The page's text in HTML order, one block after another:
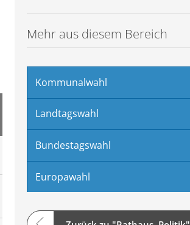
Mehr aus diesem Bereich
Kommunalwahl
Landtagswahl
Bundestagswahl
Europawahl